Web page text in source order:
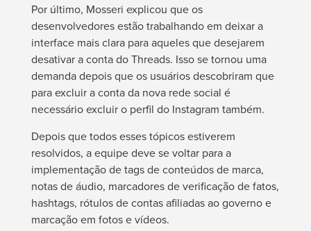
Por último, Mosseri explicou que os
desenvolvedores estão trabalhando em deixar a
interface mais clara para aqueles que desejarem
desativar a conta do Threads. Isso se tornou uma
demanda depois que os usuários descobriram que
para excluir a conta da nova rede social é
necessário excluir o perfil do Instagram também.
Depois que todos esses tópicos estiverem
resolvidos, a equipe deve se voltar para a
implementação de tags de conteúdos de marca,
notas de áudio, marcadores de verificação de fatos,
hashtags, rótulos de contas afiliadas ao governo e
marcação em fotos e vídeos.